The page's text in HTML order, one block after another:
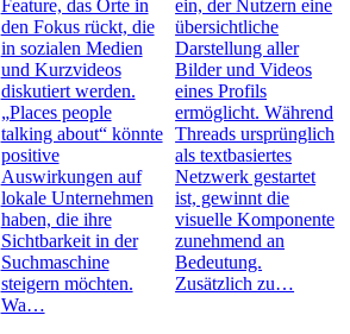
Feature, das Orte in
den Fokus rückt, die
in sozialen Medien
und Kurzvideos
diskutiert werden.
„Places people
talking about“ könnte
positive
Auswirkungen auf
lokale Unternehmen
haben, die ihre
Sichtbarkeit in der
Suchmaschine
steigern möchten.
Wa…
ein, der Nutzern eine
übersichtliche
Darstellung aller
Bilder und Videos
eines Profils
ermöglicht. Während
Threads ursprünglich
als textbasiertes
Netzwerk gestartet
ist, gewinnt die
visuelle Komponente
zunehmend an
Bedeutung.
Zusätzlich zu…